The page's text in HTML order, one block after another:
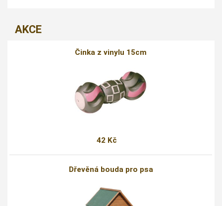
AKCE
Činka z vinylu 15cm
42 Kč
Dřevěná bouda pro psa